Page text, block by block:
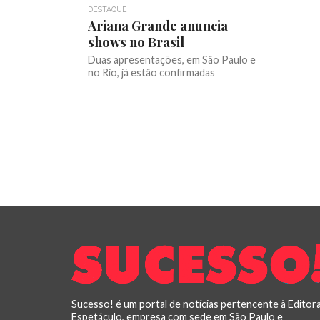
DESTAQUE
Ariana Grande anuncia
shows no Brasil
Duas apresentações, em São Paulo e
no Rio, já estão confirmadas
Sucesso! é um portal de notícias pertencente à
Espetáculo, empresa com sede em São Paulo e